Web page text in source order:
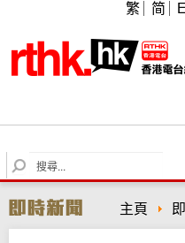
繁 简
S
e
r
c
主頁